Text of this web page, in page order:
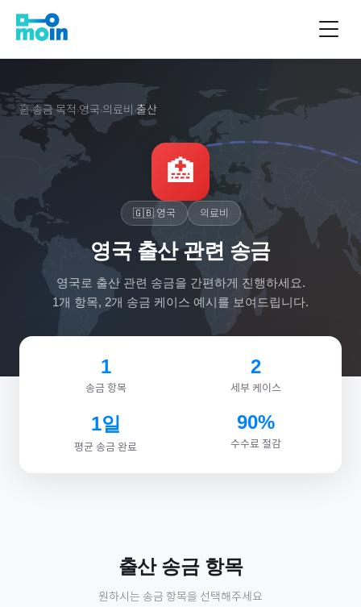
홈›송금 목적 ›영국›의료비 ›출산
🏥
🇬🇧 영국 의료비
영국 출산 관련 송금
영국로 출산관련 송금을 간편하게 진행하세요.
1 개 항목, 2개 송금 케이스 예시를 보여드립니다.
1
송금 항목
2
세부 케이스
1일
평균 송금 완료
90%
수수료 절감
출산송금 항목
원하시는 송금 항목을 선택해주세요